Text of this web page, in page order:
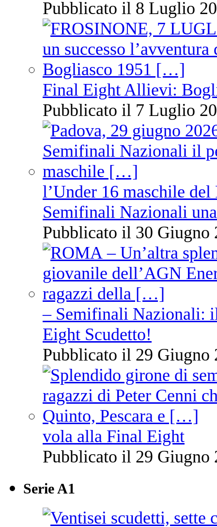
Pubblicato il 8 Luglio
Final Eight Allievi:
Pubblicato il 7 Luglio
l’Under 16 maschile
Semifinali Nazionali
Pubblicato il 30 Giugno
– Semifinali Nazionali:
Eight Scudetto!
Pubblicato il 29 Giugno
vola alla Final Eight
Pubblicato il 29 Giugno
Serie A1